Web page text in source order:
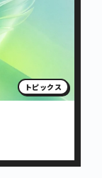
トピックス